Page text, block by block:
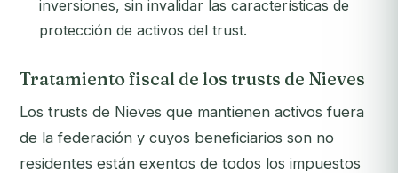
inversiones, sin invalidar las características de
protección de activos del trust.
Tratamiento fiscal de los trusts de Nieves
Los trusts de Nieves que mantienen activos fuera
de la federación y cuyos beneficiarios son no
residentes están exentos de todos los impuestos